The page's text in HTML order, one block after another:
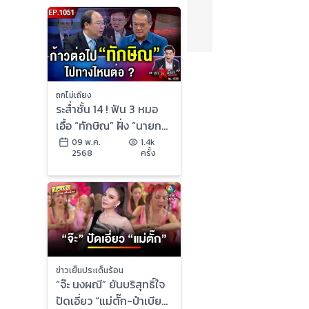
ถกไม่เถียง
ระส่ำชั้น 14 ! ฟัน 3 หมอ
เอื้อ “ทักษิณ” ฝั่ง “นายกฯ”
ลั่น พ่อป่วยจริง
09 พ.ค.
2568
1.4k
ครั้ง
ข่าวเย็นประเด็นร้อน
“จ๊ะ นงผณี” ยันบริสุทธิ์ใจ
ปัดเอี่ยว “แม่ตั๊ก-ป๋าเบียร์”